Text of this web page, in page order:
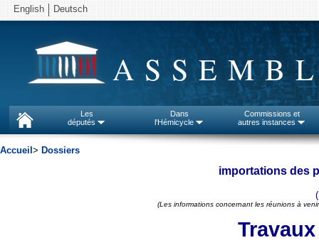
English Deutsch
Les
députés
Dans
l'Hémicycle
Commissions et
autres instances
Accueil > Dossiers
importations des
(Les informations concernant les réunions à